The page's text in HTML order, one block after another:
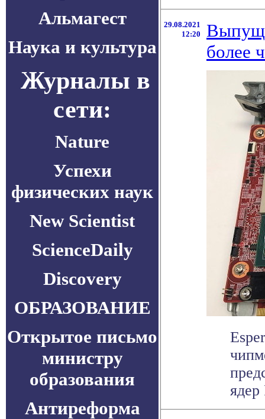
Альмагест
Наука и культура
Журналы в
сети:
Nature
Успехи
физических наук
New Scientist
ScienceDaily
Discovery
ОБРАЗОВАНИЕ
Открытое письмо
министру
образования
Антиреформа
29.08.2021
12:20
более